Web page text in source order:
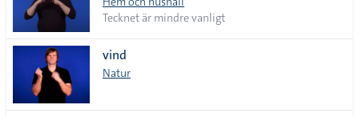
Tecknet är mindre vanligt
vind
Natur